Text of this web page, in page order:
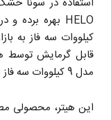
کیلووات سه فاز به
مدل 9 کیلووات سه فاز می‌باشد.
این هیتر، محصولی